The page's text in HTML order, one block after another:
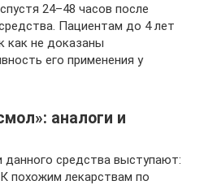
24–48 часов после
Пациентам до 4 лет
как не доказаны
его применения у
аналоги и
данного средства выступают:
похожим лекарствам по